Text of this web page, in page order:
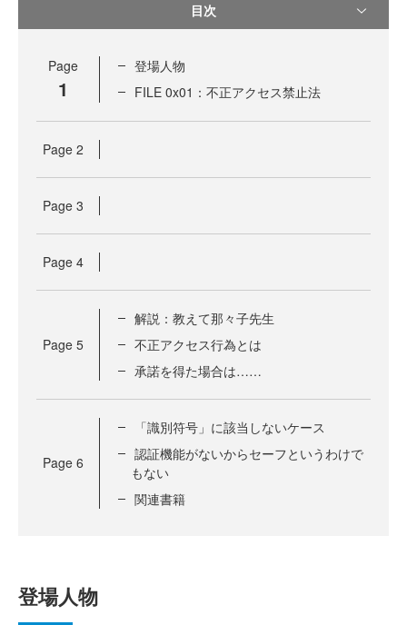
目次
Page
1
登場人物
FILE 0x01：不正アクセス禁止法
Page 2
Page 3
Page 4
Page 5
解説：教えて那々子先生
不正アクセス行為とは
承諾を得た場合は……
Page 6
「識別符号」に該当しないケース
認証機能がないからセーフというわけで
もない
関連書籍
登場人物